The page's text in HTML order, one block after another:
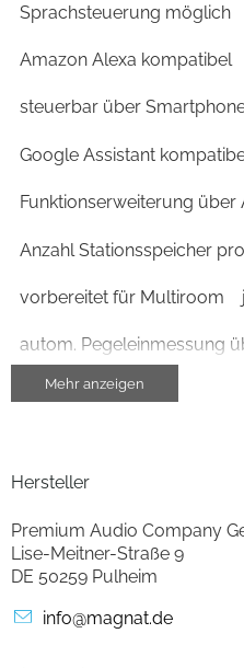
Sprachsteuerung möglich
Amazon Alexa kompatibel
steuerbar über
Google Assistant
Funktionserweiterung über
Anzahl Stationsspeicher
vorbereitet für Multiroom
autom. Pegeleinmessung
autom. Pegeleinmessung
Höhe (cm) 20.15
Mehr anzeigen
Hersteller
Premium Audio Company
Lise-Meitner-Straße 9
DE 50259 Pulheim
info@magnat.de